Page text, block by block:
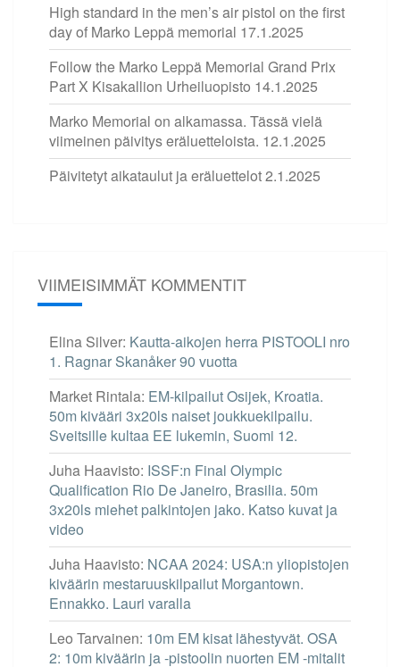
High standard in the men’s air pistol on the first
day of Marko Leppä memorial 17.1.2025
Follow the Marko Leppä Memorial Grand Prix
Part X Kisakallion Urheiluopisto 14.1.2025
Marko Memorial on alkamassa. Tässä vielä
viimeinen päivitys eräluetteloista. 12.1.2025
Päivitetyt aikataulut ja eräluettelot2.1.2025
VIIMEISIMMÄT KOMMENTIT
Elina Silver: Kautta-aikojen herra PISTOOLI nro
1. Ragnar Skanåker 90 vuotta
Market Rintala: EM-kilpailut Osijek, Kroatia.
50m kivääri 3x20ls naiset joukkuekilpailu.
Sveitsille kultaa EE lukemin, Suomi 12.
Juha Haavisto: ISSF:n Final Olympic
Qualification Rio De Janeiro, Brasilia. 50m
3x20ls miehet palkintojen jako. Katso kuvat ja
video
Juha Haavisto: NCAA 2024: USA:n yliopistojen
kiväärin mestaruuskilpailut Morgantown.
Ennakko. Lauri varalla
Leo Tarvainen: 10m EM kisat lähestyvät. OSA
2: 10m kiväärin ja -pistoolin nuorten EM -mitalit